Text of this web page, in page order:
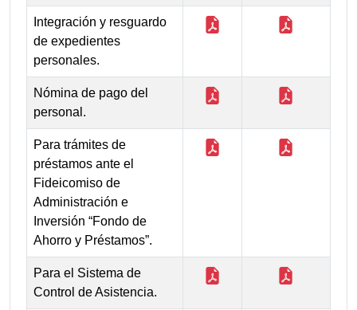
Integración y resguardo
de expedientes
personales.
Nómina de pago del
personal.
Para trámites de
préstamos ante el
Fideicomiso de
Administración e
Inversión “Fondo de
Ahorro y Préstamos”.
Para el Sistema de
Control de Asistencia.